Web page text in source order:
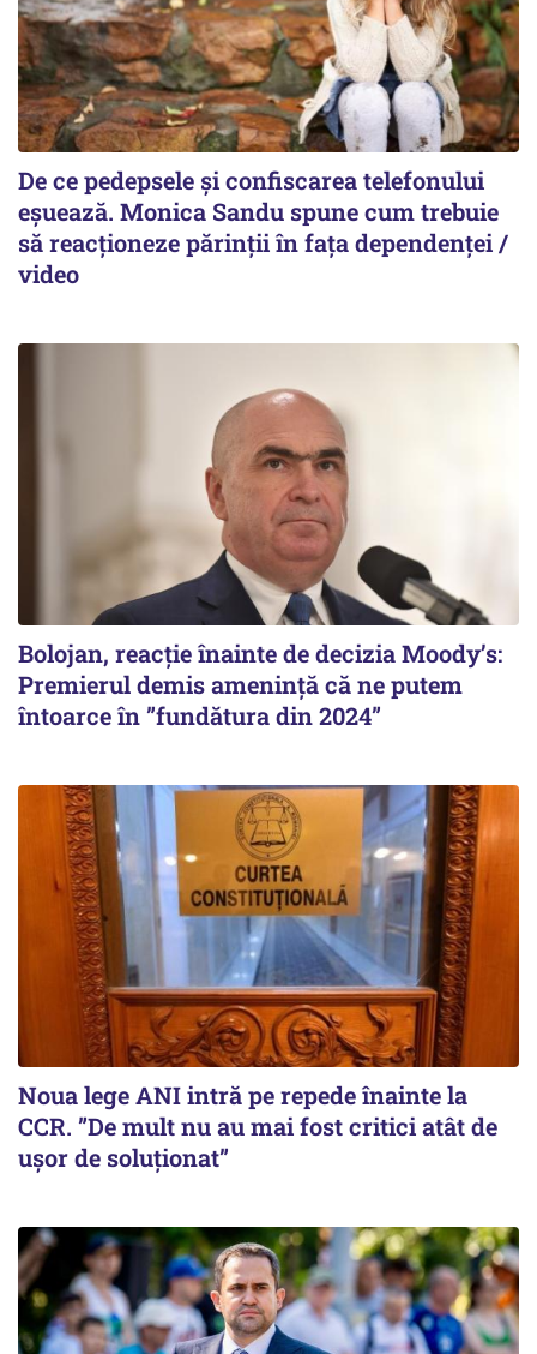
De ce pedepsele și confiscarea telefonului
eșuează. Monica Sandu spune cum trebuie
să reacționeze părinții în fața dependenței /
video
Bolojan, reacție înainte de decizia Moody’s:
Premierul demis amenință că ne putem
întoarce în ”fundătura din 2024”
Noua lege ANI intră pe repede înainte la
CCR. ”De mult nu au mai fost critici atât de
ușor de soluționat”